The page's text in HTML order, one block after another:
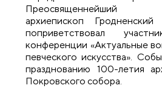
архиепископ
поприветствовал
конференции «Актуальные
певческого искусства».
празднованию 100-летия
Покровского собора.